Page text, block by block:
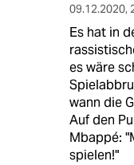
09.12.2020,
Es hat in
es wäre
wann die
Auf den
Mbappé:
spielen!"